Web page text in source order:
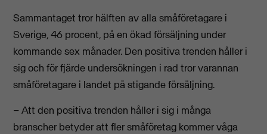
Sammantaget tror hälften av alla småföretagare i
Sverige, 46 procent, på en ökad försäljning under
kommande sex månader. Den positiva trenden håller i
sig och för fjärde undersökningen i rad tror varannan
småföretagare i landet på stigande försäljning.
– Att den positiva trenden håller i sig i många
branscher betyder att fler småföretag kommer våga